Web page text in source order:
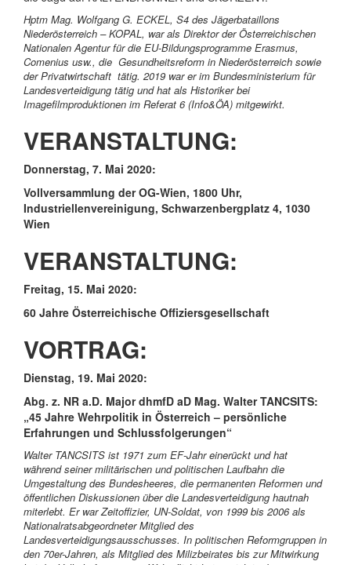
Hptm Mag. Wolfgang G. ECKEL, S4 des Jägerbataillons
Niederösterreich – KOPAL, war als Direktor der Österreichischen
Nationalen Agentur für die EU-Bildungsprogramme Erasmus,
Comenius usw., die Gesundheitsreform in Niederösterreich sowie
der Privatwirtschaft tätig. 2019 war er im Bundesministerium für
Landesverteidigung tätig und hat als Historiker bei
Imagefilmproduktionen im Referat 6 (Info&ÖA) mitgewirkt.
VERANSTALTUNG:
Donnerstag, 7. Mai 2020:
Vollversammlung der OG-Wien, 1800 Uhr,
Industriellenvereinigung, Schwarzenbergplatz 4, 1030
Wien
VERANSTALTUNG:
Freitag, 15. Mai 2020:
60 Jahre Österreichische Offiziersgesellschaft
VORTRAG:
Dienstag, 19. Mai 2020:
Abg. z. NR a.D. Major dhmfD aD Mag. Walter TANCSITS:
„45 Jahre Wehrpolitik in Österreich – persönliche
Erfahrungen und Schlussfolgerungen“
Walter TANCSITS ist 1971 zum EF-Jahr einerückt und hat
während seiner militärischen und politischen Laufbahn die
Umgestaltung des Bundesheeres, die permanenten Reformen und
öffentlichen Diskussionen über die Landesverteidigung hautnah
miterlebt. Er war Zeitoffizier, UN-Soldat, von 1999 bis 2006 als
Nationalratsabgeordneter Mitglied des
Landesverteidigungsausschusses. In politischen Reformgruppen in
den 70er-Jahren, als Mitglied des Milizbeirates bis zur Mitwirkung